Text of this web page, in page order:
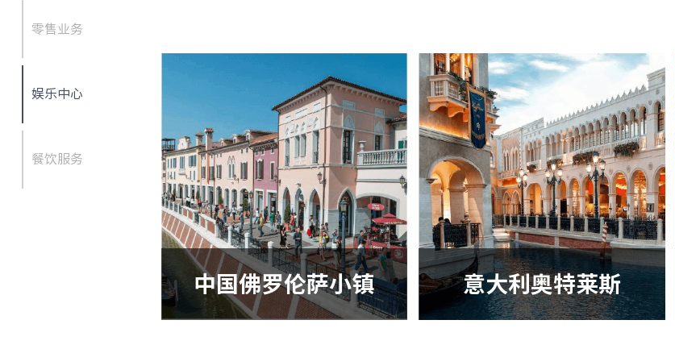
零售业务
娱乐中心
餐饮服务
中国佛罗伦萨小镇 意大利奥特莱斯